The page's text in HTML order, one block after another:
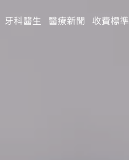
牙科醫生 醫療新聞 收費標準